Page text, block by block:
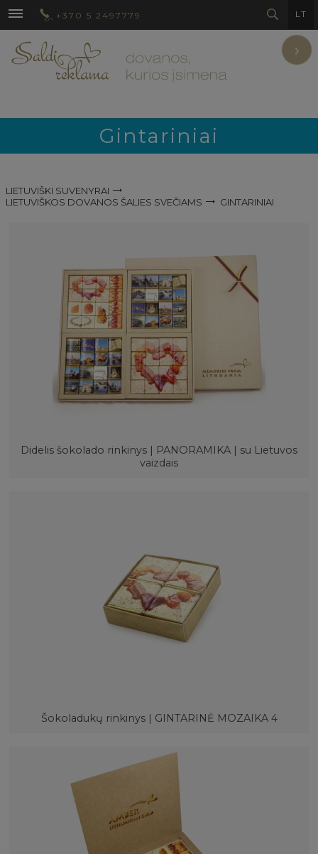
+370 5 2497779 LT
›
Gintariniai
LIETUVIŠKI SUVENYRAI
LIETUVIŠKOS DOVANOS ŠALIES SVEČIAMS
GINTARINIAI
Didelis šokolado rinkinys | PANORAMIKA | su Lietuvos
vaizdais
Šokoladukų rinkinys | GINTARINĖ MOZAIKA 4